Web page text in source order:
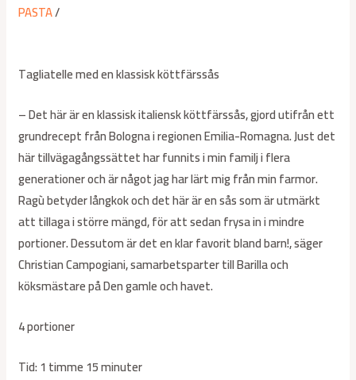
PASTA/
Tagliatelle med en klassisk köttfärssås
– Det här är en klassisk italiensk köttfärssås, gjord utifrån ett
grundrecept från Bologna i regionen Emilia-Romagna. Just det
här tillvägagångssättet har funnits i min familj i flera
generationer och är något jag har lärt mig från min farmor.
Ragù betyder långkok och det här är en sås som är utmärkt
att tillaga i större mängd, för att sedan frysa in i mindre
portioner. Dessutom är det en klar favorit bland barn!, säger
Christian Campogiani, samarbetsparter till Barilla och
köksmästare på Den gamle och havet.
4 portioner
Tid: 1 timme 15 minuter